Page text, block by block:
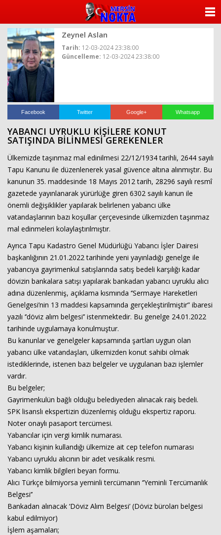
Zeynel Aslan
Tarih: 12-03-2024 23:38:00
Güncelleme: 12-03-2024 23:38:00
Facebook Twitter Google+ Whatsapp
YABANCI UYRUKLU KİŞİLERE KONUT
SATIŞINDA BİLİNMESİ GEREKENLER
Ülkemizde taşınmaz mal edinilmesi 22/12/1934 tarihli, 2644 sayılı
Tapu Kanunu ile düzenlenerek yasal güvence altına alınmıştır. Bu
kanunun 35. maddesinde 18 Mayıs 2012 tarih, 28296 sayılı resmî
gazetede yayınlanarak yürürlüğe giren 6302 sayılı kanun ile
önemli değişiklikler yapılarak belirlenen yabancı ülke
vatandaşlarının bazı koşullar çerçevesinde ülkemizden taşınmaz
mal edinmeleri kolaylaştırılmıştır.
Ayrıca Tapu Kadastro Genel Müdürlüğü Yabancı İşler Dairesi
başkanlığının 21.01.2022 tarihinde yeni yayınladığı genelge ile
yabancıya gayrimenkul satışlarında satış bedeli karşılığı kadar
dövizin bankalara satışı yapılarak bankadan yabancı uyruklu alıcı
adına düzenlenmiş, açıklama kısmında ‘’Sermaye Hareketleri
Genelgesi’nin 13 maddesi kapsamında gerçekleştirilmiştir” ibaresi
yazılı ‘’döviz alım belgesi’’ istenmektedir. Bu genelge 24.01.2022
tarihinde uygulamaya konulmuştur.
Bu kanunlar ve genelgeler kapsamında şartları uygun olan
yabancı ülke vatandaşları, ülkemizden konut sahibi olmak
istediklerinde, istenen bazı belgeler ve uygulanan bazı işlemler
vardır.
Bu belgeler;
Gayrimenkulün bağlı olduğu belediyeden alınacak raiş bedeli.
SPK lisanslı ekspertizin düzenlemiş olduğu ekspertiz raporu.
Noter onaylı pasaport tercümesi.
Yabancılar için vergi kimlik numarası.
Yabancı kişinin kullandığı ülkemize ait cep telefon numarası
Yabancı uyruklu alıcının bir adet vesikalık resmi.
Yabancı kimlik bilgileri beyan formu.
Alıcı Türkçe bilmiyorsa yeminli tercümanın ‘’Yeminli Tercümanlık
Belgesi’’
Bankadan alınacak ‘Döviz Alım Belgesi’ (Döviz büroları belgesi
kabul edilmiyor)
İşlem aşamaları;
YAZARLAR
VİDEO GALERİ
KÜNYE
İLETİŞİM